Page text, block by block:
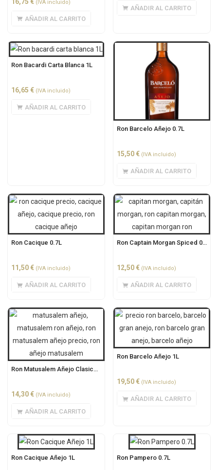
(IVA incluido)
AÑADIR AL CARRITO
AÑADIR AL CARRITO
Ron Bacardi Carta Blanca 1L
16,65 € (IVA incluido)
AÑADIR AL CARRITO
Ron Barcelo Añejo 0.7L
15,50 € (IVA incluido)
AÑADIR AL CARRITO
Ron Cacique 0.7L
11,50 € (IVA incluido)
AÑADIR AL CARRITO
Ron Captain Morgan Spiced 0.7L
12,50 € (IVA incluido)
AÑADIR AL CARRITO
Ron Matusalem Añejo Clasico 0.7L
14,30 € (IVA incluido)
AÑADIR AL CARRITO
Ron Barcelo Añejo 1L
19,50 € (IVA incluido)
AÑADIR AL CARRITO
Ron Cacique Añejo 1L Ron Pampero 0.7L